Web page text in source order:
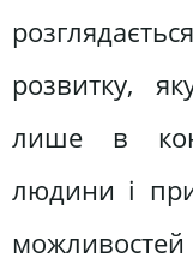
розвитку,
лише в
людини і
можливостей